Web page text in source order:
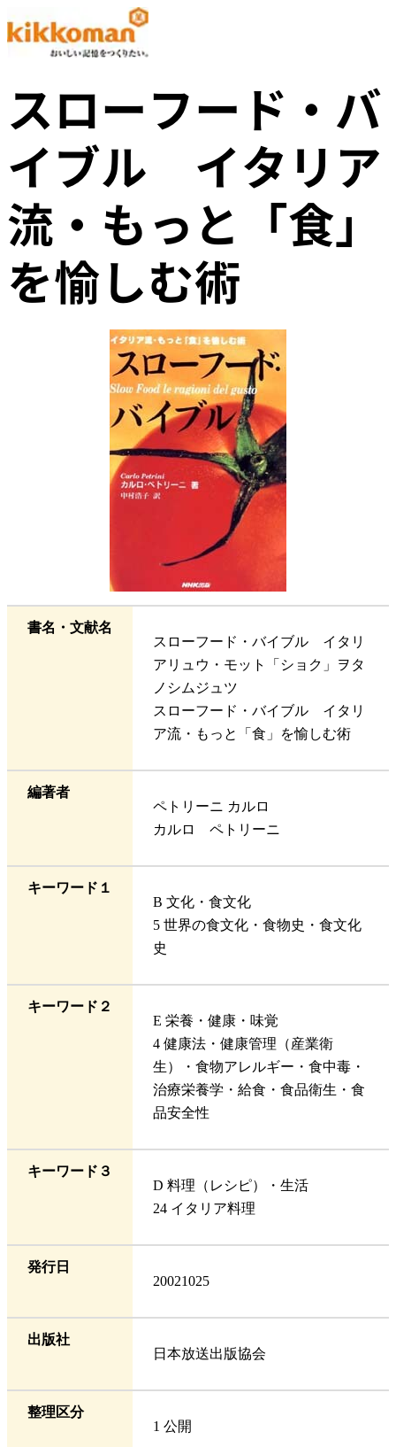
スローフード・バ
イブル イタリア
流・もっと「食」
を愉しむ術
書名・文献名
スローフード・バイブル イタリ
アリュウ・モット「ショク」ヲタ
ノシムジュツ
スローフード・バイブル イタリ
ア流・もっと「食」を愉しむ術
編著者
ペトリーニ カルロ
カルロ ペトリーニ
キーワード１
B 文化・食文化
5 世界の食文化・食物史・食文化
史
キーワード２
E 栄養・健康・味覚
4 健康法・健康管理（産業衛
生）・食物アレルギー・食中毒・
治療栄養学・給食・食品衛生・食
品安全性
キーワード３
D 料理（レシピ）・生活
24 イタリア料理
発行日
20021025
出版社
日本放送出版協会
整理区分
1 公開